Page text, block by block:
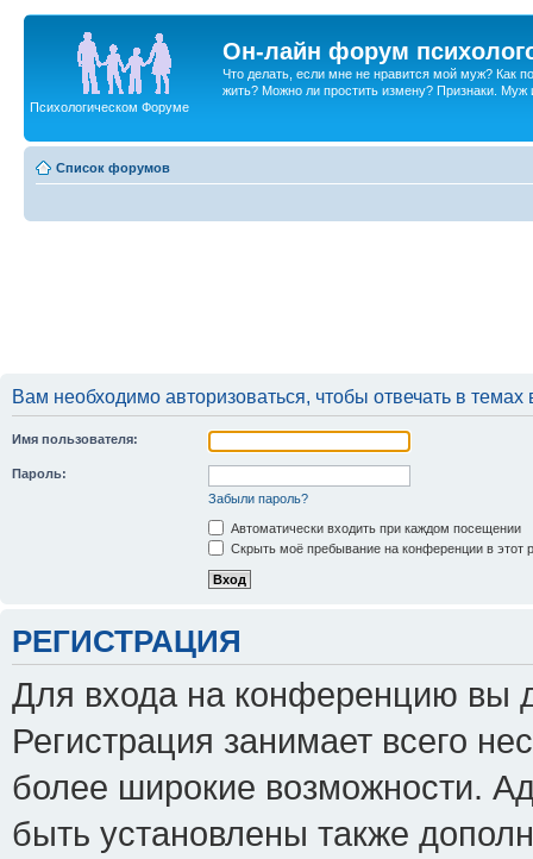
Он-лайн форум
Что делать, если мне не нравится мой муж? Как
жить? Можно ли простить измену? Признаки. Муж
Психологическом Форуме
Список форумов
Вам необходимо авторизоваться, чтобы отвечать в
Имя пользователя:
Пароль:
Забыли пароль?
Автоматически входить при каждом посещении
Скрыть моё пребывание на конференции в этот
РЕГИСТРАЦИЯ
Для входа на конференцию вы
Регистрация занимает всего
более широкие возможности.
быть установлены также